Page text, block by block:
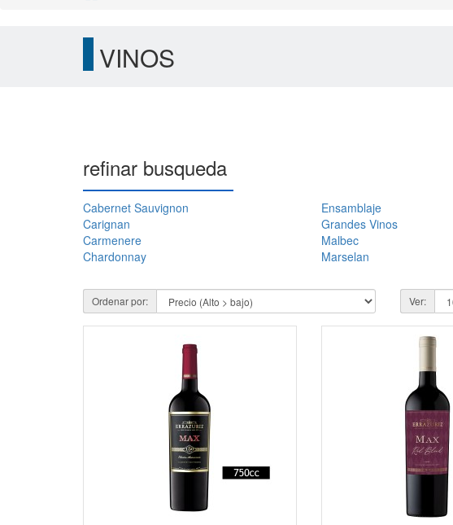
VINOS
refinar busqueda
Cabernet Sauvignon
Carignan
Carmenere
Chardonnay
Ensamblaje
Grandes Vinos
Malbec
Marselan
Ordenar por: Ver: